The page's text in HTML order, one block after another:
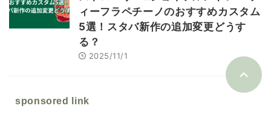
ィーフラペチーノのおすすめカスタム
5選！スタバ新作の追加変更どうす
る？
2025/11/1
sponsored link